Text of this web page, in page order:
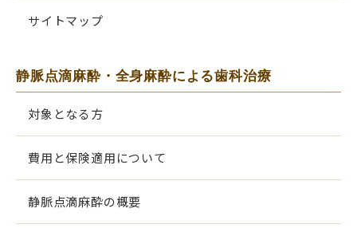
サイトマップ
静脈点滴麻酔・全身麻酔による歯科治療
対象となる方
費用と保険適用について
静脈点滴麻酔の概要